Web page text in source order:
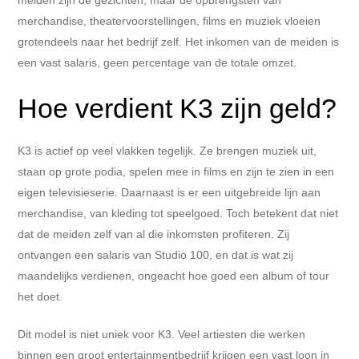
merchandise, theatervoorstellingen, films en muziek vloeien
grotendeels naar het bedrijf zelf. Het inkomen van de meiden is
een vast salaris, geen percentage van de totale omzet.
Hoe verdient K3 zijn geld?
K3 is actief op veel vlakken tegelijk. Ze brengen muziek uit,
staan op grote podia, spelen mee in films en zijn te zien in een
eigen televisieserie. Daarnaast is er een uitgebreide lijn aan
merchandise, van kleding tot speelgoed. Toch betekent dat niet
dat de meiden zelf van al die inkomsten profiteren. Zij
ontvangen een salaris van Studio 100, en dat is wat zij
maandelijks verdienen, ongeacht hoe goed een album of tour
het doet.
Dit model is niet uniek voor K3. Veel artiesten die werken
binnen een groot entertainmentbedrijf krijgen een vast loon in